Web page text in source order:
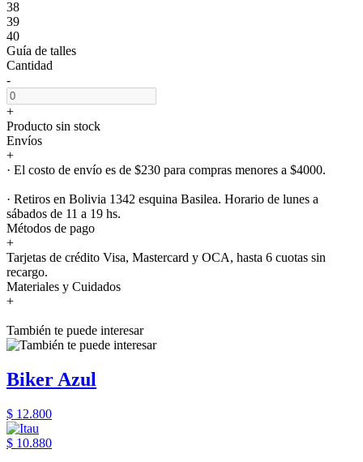
38
39
40
Guía de talles
Cantidad
-
+
Producto sin stock
Envíos
+
· El costo de envío es de $230 para compras menores a $4000.
· Retiros en Bolivia 1342 esquina Basilea. Horario de lunes a
sábados de 11 a 19 hs.
Métodos de pago
+
Tarjetas de crédito Visa, Mastercard y OCA, hasta 6 cuotas sin
recargo.
Materiales y Cuidados
+
También te puede interesar
Biker Azul
$ 12.800
$ 10.880